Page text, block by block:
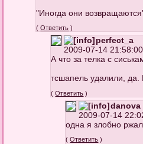
"Иногда они
(Ответить )
perfect_a
2009-07-14
А что за телка с
тсшапель удалили,
(Ответить )
danova
2009-07-14
одна я злобно
(Ответить )